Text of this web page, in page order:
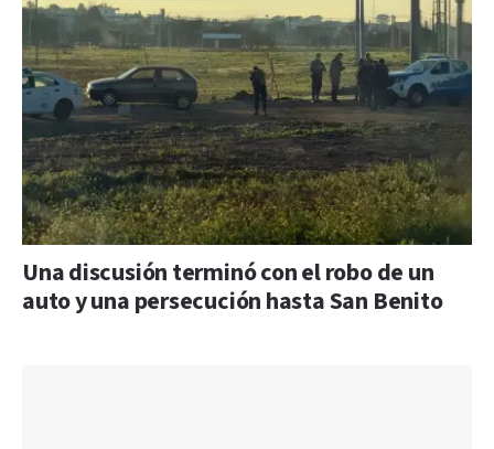
Una discusión terminó con el robo de un
auto y una persecución hasta San Benito